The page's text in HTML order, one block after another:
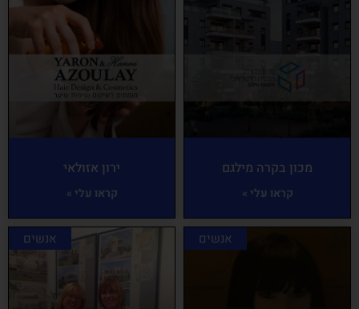
מכון בקרה מילגם
קראו עלי »
ירון אזולאי
קראו עלי »
אנשים אנשים